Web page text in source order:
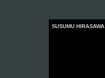
SUSUMU HIRASAWA